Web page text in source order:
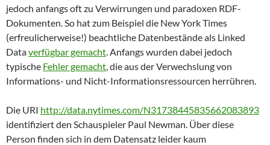
jedoch anfangs oft zu Verwirrungen und paradoxen RDF-
Dokumenten. So hat zum Beispiel die New York Times
(erfreulicherweise!) beachtliche Datenbestände als Linked
Dataverfügbar gemacht. Anfangs wurden dabei jedoch
typische Fehler gemacht, die aus der Verwechslung von
Informations- und Nicht-Informationsressourcen herrühren.
Die URI http://data.nytimes.com/N31738445835662083893
identifiziert den Schauspieler Paul Newman. Über diese
Person finden sich in dem Datensatz leider kaum